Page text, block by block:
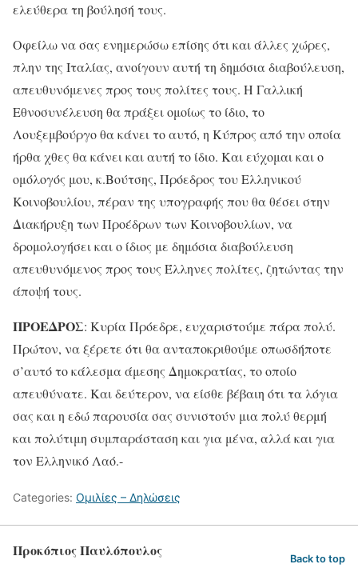
ελεύθερα τη βούλησή τους.
Οφείλω να σας ενημερώσω επίσης ότι και άλλες χώρες,
πλην της Ιταλίας, ανοίγουν αυτή τη δημόσια διαβούλευση,
απευθυνόμενες προς τους πολίτες τους. Η Γαλλική
Εθνοσυνέλευση θα πράξει ομοίως το ίδιο, το
Λουξεμβούργο θα κάνει το αυτό, η Κύπρος από την οποία
ήρθα χθες θα κάνει και αυτή το ίδιο. Και εύχομαι και ο
ομόλογός μου, κ.Βούτσης, Πρόεδρος του Ελληνικού
Κοινοβουλίου, πέραν της υπογραφής που θα θέσει στην
Διακήρυξη των Προέδρων των Κοινοβουλίων, να
δρομολογήσει και ο ίδιος με δημόσια διαβούλευση
απευθυνόμενος προς τους Έλληνες πολίτες, ζητώντας την
άποψή τους.
ΠΡΟΕΔΡΟΣ: Κυρία Πρόεδρε, ευχαριστούμε πάρα πολύ.
Πρώτον, να ξέρετε ότι θα ανταποκριθούμε οπωσδήποτε
σ’αυτό το κάλεσμα άμεσης Δημοκρατίας, το οποίο
απευθύνατε. Και δεύτερον, να είσθε βέβαιη ότι τα λόγια
σας και η εδώ παρουσία σας συνιστούν μια πολύ θερμή
και πολύτιμη συμπαράσταση και για μένα, αλλά και για
τον Ελληνικό Λαό.-
Categories: Ομιλίες – Δηλώσεις
Προκόπιος Παυλόπουλος Back to top